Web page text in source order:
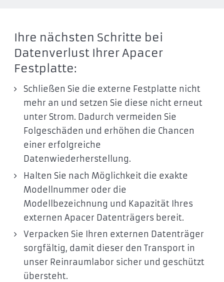
Ihre nächsten Schritte bei
Datenverlust Ihrer Apacer
Festplatte:
Schließen Sie die externe Festplatte nicht
mehr an und setzen Sie diese nicht erneut
unter Strom. Dadurch vermeiden Sie
Folgeschäden und erhöhen die Chancen
einer erfolgreiche
Datenwiederherstellung.
Halten Sie nach Möglichkeit die exakte
Modellnummer oder die
Modellbezeichnung und Kapazität Ihres
externen Apacer Datenträgers bereit.
Verpacken Sie Ihren externen Datenträger
sorgfältig, damit dieser den Transport in
unser Reinraumlabor sicher und geschützt
übersteht.